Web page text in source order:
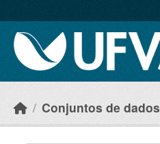
Conjuntos de dados